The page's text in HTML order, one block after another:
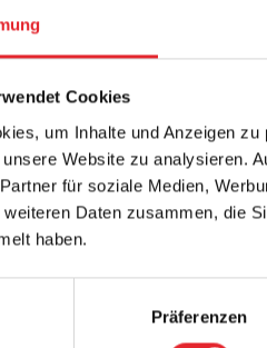
Cookies
um Inhalte und Anzeigen
Website zu analysieren.
für soziale Medien,
Daten zusammen, die
haben.
Präferenzen